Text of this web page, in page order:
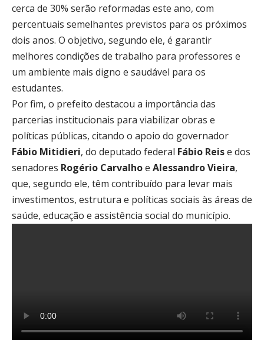
cerca de 30% serão reformadas este ano, com
percentuais semelhantes previstos para os próximos
dois anos. O objetivo, segundo ele, é garantir
melhores condições de trabalho para professores e
um ambiente mais digno e saudável para os
estudantes.
Por fim, o prefeito destacou a importância das
parcerias institucionais para viabilizar obras e
políticas públicas, citando o apoio do governador
Fábio Mitidieri, do deputado federal Fábio Reise dos
senadores Rogério Carvalhoe Alessandro Vieira,
que, segundo ele, têm contribuído para levar mais
investimentos, estrutura e políticas sociais às áreas de
saúde, educação e assistência social do município.